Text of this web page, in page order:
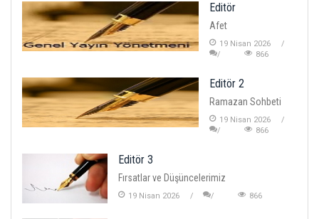
Editör
Afet
19 Nisan 2026
866
Editör 2
Ramazan Sohbeti
19 Nisan 2026
866
Editör 3
Fırsatlar ve Düşüncelerimiz
19 Nisan 2026 866